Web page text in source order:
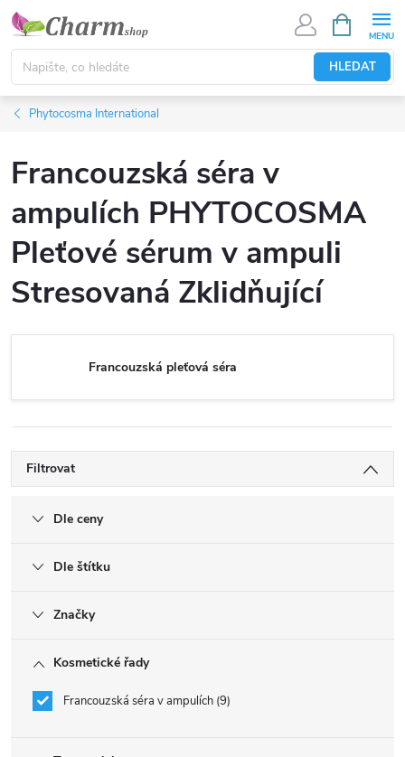
Přejít
obsah
HLEDAT
NÁKUPNÍ
KOŠÍK
Phytocosma International
Francouzská séra v
ampulích PHYTOCOSMA
Pleťové sérum v ampuli
Stresovaná Zklidňující
Francouzská pleťová séra
Filtrovat
Dle ceny
Dle štítku
Značky
Kosmetické řady
Francouzská séra v ampulích 9